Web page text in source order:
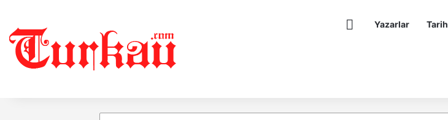
Anasayfa
Yazarlar Tarih